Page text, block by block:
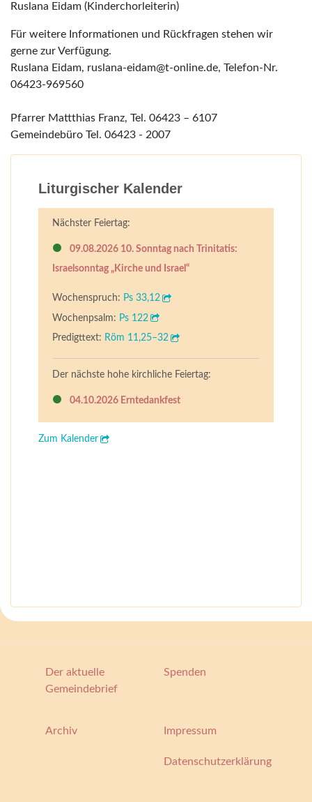
Ruslana Eidam (Kinderchorleiterin)
Für weitere Informationen und Rückfragen stehen wir
gerne zur Verfügung.
Ruslana Eidam, ruslana-eidam@t-online.de, Telefon-Nr.
06423-969560
Pfarrer Mattthias Franz, Tel. 06423 – 6107
Gemeindebüro Tel. 06423 - 2007
Der aktuelle
Gemeindebrief
Spenden
Archiv Impressum
Datenschutzerklärung